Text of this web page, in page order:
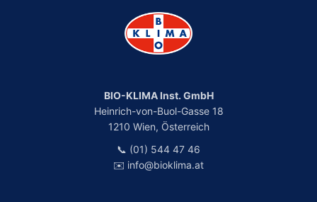
BIO-KLIMA Inst. GmbH
Heinrich-von-Buol-Gasse 18
1210 Wien, Österreich
📞 (01) 544 47 46
✉️ info@bioklima.at